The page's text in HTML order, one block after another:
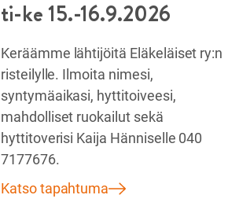
ti-ke 15.-16.9.2026
Keräämme lähtijöitä Eläkeläiset ry:n
risteilylle. Ilmoita nimesi,
syntymäaikasi, hyttitoiveesi,
mahdolliset ruokailut sekä
hyttitoverisi Kaija Hänniselle 040
7177676.
Katso tapahtuma